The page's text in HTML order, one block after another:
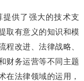
供了强大的技术支
取有意义的知识和模
程改进、法律战略、
财务运营等不同主题
在法律领域的运用，